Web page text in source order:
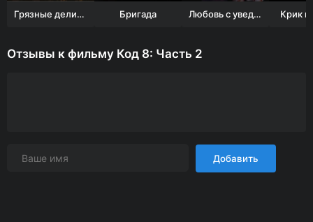
Грязные делишки Бригада Любовь с уведомлением Крик в
Отзывы к фильму Код 8: Часть 2
Добавить